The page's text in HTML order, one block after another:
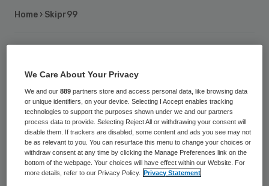
Home › Skipr99
Positie vorig jaar: 83
Mark Kramer
Mark Kramer is internist en voorzitter van
de Vereniging Innovatieve Geneesmiddelen
(VIG).
Sidebar
We Care About Your Privacy
We and our889 partners store and access personal data, like browsing data
or unique identifiers, on your device. Selecting I Accept enables tracking
technologies to support the purposes shown under we and our partners
process data to provide. Selecting Reject All or withdrawing your consent will
disable them. If trackers are disabled, some content and ads you see may not
be as relevant to you. You can resurface this menu to change your choices or
withdraw consent at any time by clicking the Manage Preferences link on the
bottom of the webpage. Your choices will have effect within our Website. For
more details, refer to our Privacy Policy. Privacy Statement